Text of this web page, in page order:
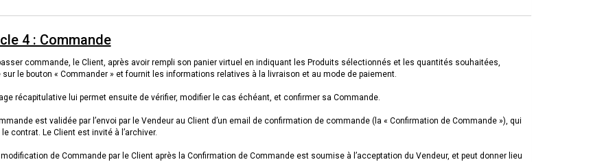
4 : Commande
commande, le Client, après avoir rempli son panier virtuel en indiquant les Produits sélectionnés et les quantités souhaitées,
sur le bouton « Commander » et fournit les informations relatives à la livraison et au mode de paiement.
récapitulative lui permet ensuite de vérifier, modifier le cas échéant, et confirmer sa Commande.
est validée par l’envoi par le Vendeur au Client d’un email de confirmation de commande (la « Confirmation de Commande »), qui
contrat. Le Client est invité à l’archiver.
de Commande par le Client après la Confirmation de Commande est soumise à l’acceptation du Vendeur, et peut donner lieu